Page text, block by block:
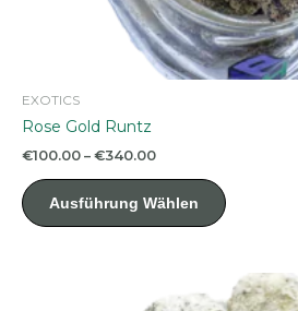
EXOTICS
Rose Gold Runtz
€100.00 – €340.00Preisspanne:
€340.00
Ausführung Wählen
Produkt
Varianten